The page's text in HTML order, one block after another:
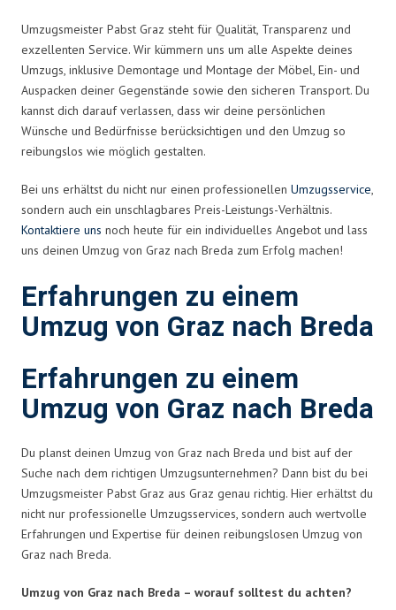
Umzugsmeister Pabst Graz steht für Qualität, Transparenz und
exzellenten Service. Wir kümmern uns um alle Aspekte deines
Umzugs, inklusive Demontage und Montage der Möbel, Ein- und
Auspacken deiner Gegenstände sowie den sicheren Transport. Du
kannst dich darauf verlassen, dass wir deine persönlichen
Wünsche und Bedürfnisse berücksichtigen und den Umzug so
reibungslos wie möglich gestalten.
Bei uns erhältst du nicht nur einen professionellen Umzugsservice,
sondern auch ein unschlagbares Preis-Leistungs-Verhältnis.
Kontaktiere uns noch heute für ein individuelles Angebot und lass
uns deinen Umzug von Graz nach Breda zum Erfolg machen!
Erfahrungen zu einem
Umzug von Graz nach Breda
Erfahrungen zu einem
Umzug von Graz nach Breda
Du planst deinen Umzug von Graz nach Breda und bist auf der
Suche nach dem richtigen Umzugsunternehmen? Dann bist du bei
Umzugsmeister Pabst Graz aus Graz genau richtig. Hier erhältst du
nicht nur professionelle Umzugsservices, sondern auch wertvolle
Erfahrungen und Expertise für deinen reibungslosen Umzug von
Graz nach Breda.
Umzug von Graz nach Breda – worauf solltest du achten?